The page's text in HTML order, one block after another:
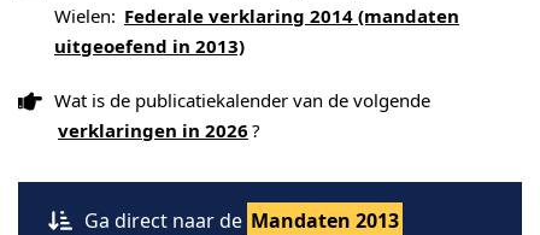
Wielen: Federale verklaring 2014 (mandaten
uitgeoefend in 2013)
Wat is de publicatiekalender van de volgende
verklaringen in 2026 ?
Ga direct naar de Mandaten 2013